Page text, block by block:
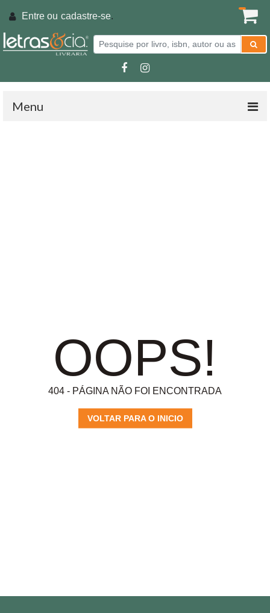
Entre ou cadastre-se.
Menu
OOPS!
404 - PÁGINA NÃO FOI ENCONTRADA
VOLTAR PARA O INICIO